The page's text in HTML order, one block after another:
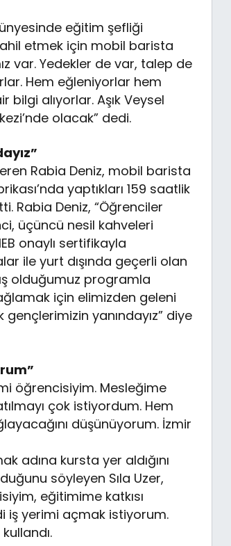
eğitim şefliği
etmek için mobil barista
var. Yedekler de var, talep de
Hem eğleniyorlar hem
alıyorlar. Aşık Veysel
olacak” dedi.
Rabia Deniz, mobil barista
yaptıkları 159 saatlik
Rabia Deniz, “Öğrenciler
üçüncü nesil kahveleri
onaylı sertifikayla
ile yurt dışında geçerli olan
olduğumuz programla
için elimizden geleni
yanındayız” diye
öğrencisiyim. Mesleğime
çok istiyordum. Hem
düşünüyorum. İzmir
adına kursta yer aldığını
söyleyen Sıla Uzer,
eğitimime katkısı
iş yerimi açmak istiyorum.